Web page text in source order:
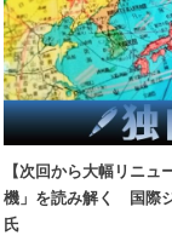
【次回から大幅リニ
機」を読み解く 国際
氏